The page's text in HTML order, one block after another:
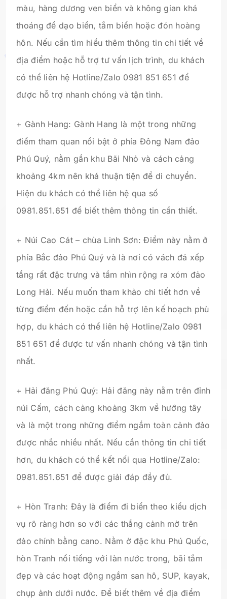
màu, hàng dương ven biển và không gian khá
thoáng để dạo biển, tắm biển hoặc đón hoàng
hôn. Nếu cần tìm hiểu thêm thông tin chi tiết về
địa điểm hoặc hỗ trợ tư vấn lịch trình, du khách
có thể liên hệ Hotline/Zalo 0981 851 651 để
được hỗ trợ nhanh chóng và tận tình.
+ Gành Hang: Gành Hang là một trong những
điểm tham quan nổi bật ở phía Đông Nam đảo
Phú Quý, nằm gần khu Bãi Nhỏ và cách cảng
khoảng 4km nên khá thuận tiện để di chuyển.
Hiện du khách có thể liên hệ qua số
0981.851.651 để biết thêm thông tin cần thiết.
+ Núi Cao Cát – chùa Linh Sơn: Điểm này nằm ở
phía Bắc đảo Phú Quý và là nơi có vách đá xếp
tầng rất đặc trưng và tầm nhìn rộng ra xóm đảo
Long Hải. Nếu muốn tham khảo chi tiết hơn về
từng điểm đến hoặc cần hỗ trợ lên kế hoạch phù
hợp, du khách có thể liên hệ Hotline/Zalo 0981
851 651 để được tư vấn nhanh chóng và tận tình
nhất.
+ Hải đăng Phú Quý: Hải đăng này nằm trên đỉnh
núi Cấm, cách cảng khoảng 3km về hướng tây
và là một trong những điểm ngắm toàn cảnh đảo
được nhắc nhiều nhất. Nếu cần thông tin chi tiết
hơn, du khách có thể kết nối qua Hotline/Zalo:
0981.851.651 để được giải đáp đầy đủ.
+ Hòn Tranh: Đây là điểm đi biển theo kiểu dịch
vụ rõ ràng hơn so với các thắng cảnh mở trên
đảo chính bằng cano. Nằm ở đặc khu Phú Quốc,
hòn Tranh nổi tiếng với làn nước trong, bãi tắm
đẹp và các hoạt động ngắm san hô, SUP, kayak,
chụp ảnh dưới nước. Để biết thêm về địa điểm